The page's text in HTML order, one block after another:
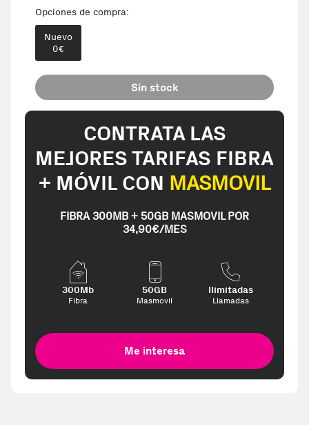
Opciones de compra:
Nuevo
0€
Sin stock
CONTRATA LAS
MEJORES TARIFAS FIBRA
+ MÓVIL CON MASMOVIL
FIBRA 300MB + 50GB MASMOVIL POR
34,90€/MES
300Mb
Fibra
50GB
Masmovil
Ilimitadas
Llamadas
Me interesa